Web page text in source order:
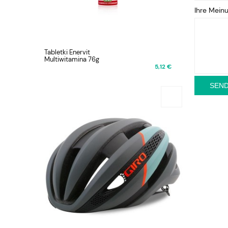
Tabletki Enervit
Multiwitamina 76g
5,12 €
Ihre